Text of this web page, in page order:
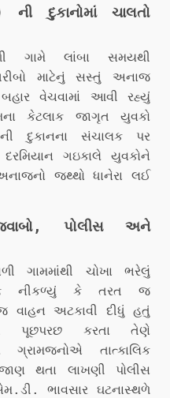
દુકાનોમાં ચાલતો
ગામે લાંબા સમયથી
માટેનું સસ્તું અનાજ
વેચવામાં આવી રહ્યું
કેટલાક જાગૃત યુવકો
દુકાનના સંચાલક પર
ગઇકાલે યુવકોને
જથ્થો ધાનેરા લઈ
પોલીસ અને
ગામમાંથી ચોખા ભરેલું
નીકળ્યું કે તરત જ
વાહન અટકાવી દીધું હતું
પૂછપરછ કરતા તેણે
તાત્કાલિક
થતા લાખણી પોલીસ
ભાવસાર ઘટનાસ્થળે